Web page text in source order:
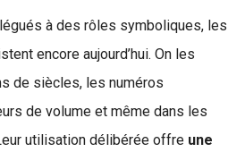
à des rôles symboliques, les
encore aujourd’hui. On les
de siècles, les numéros
de volume et même dans les
utilisation délibérée offre une